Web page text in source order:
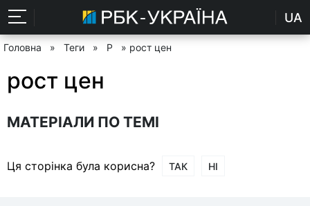
UA
Головна » Теги » Р » рост цен
рост цен
МАТЕРІАЛИ ПО ТЕМІ
Ця сторінка була корисна? ТАК НІ